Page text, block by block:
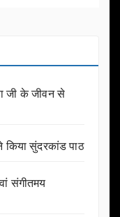
जी के जीवन से
किया सुंदरकांड पाठ
संगीतमय